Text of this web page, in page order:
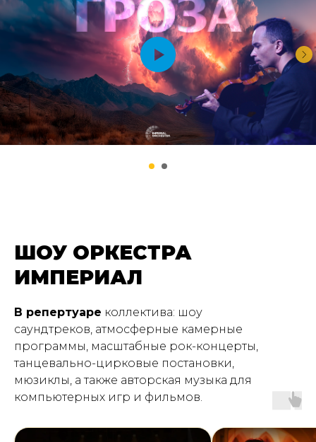
ШОУ ОРКЕСТРА
ИМПЕРИАЛ
В репертуаре коллектива: шоу
саундтреков, атмосферные камерные
программы, масштабные рок-концерты,
танцевально-цирковые постановки,
мюзиклы, а также авторская музыка для
компьютерных игр и фильмов.